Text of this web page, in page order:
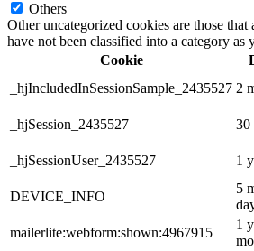
Others
Other uncategorized cookies are those that
have not been classified into a category as
Cookie
_hjIncludedInSessionSample_2435527 2
_hjSession_2435527
30
_hjSessionUser_2435527
1
DEVICE_INFO
5
mailerlite:webform:shown:4967915
1